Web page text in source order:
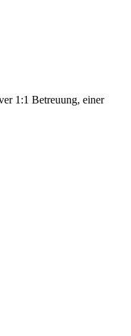
1:1 Betreuung, einer